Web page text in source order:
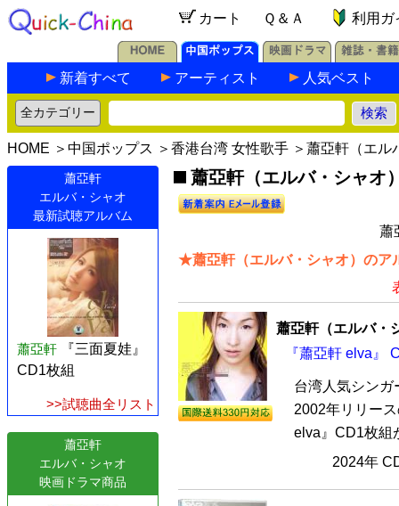
カート Ｑ＆Ａ 利用ガ
新着すべて アーティスト 人気ベスト
HOME ＞ 中国ポップス ＞ 香港台湾 女性歌手 ＞蕭亞軒（エル
蕭亞軒
エルバ・シャオ
最新試聴アルバム
蕭亞軒
『三面夏娃』
CD1枚組
>>試聴曲全リスト
蕭亞軒
エルバ・シャオ
映画ドラマ商品
蕭亞軒（エルバ・シャオ
蕭
★蕭亞軒（エルバ・シャオ）のア
蕭亞軒（エルバ・
『蕭亞軒 elva』
台湾人気シンガ
2002年リリー
elva』CD1枚組
2024年